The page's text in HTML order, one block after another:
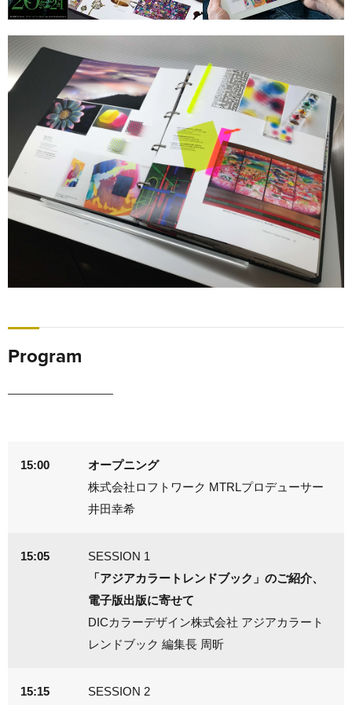
Program
15:00
オープニング
株式会社ロフトワーク MTRLプロデューサー
井田幸希
15:05
SESSION 1
「アジアカラートレンドブック」のご紹介、
電子版出版に寄せて
DICカラーデザイン株式会社 アジアカラート
レンドブック 編集長 周昕
15:15
SESSION 2